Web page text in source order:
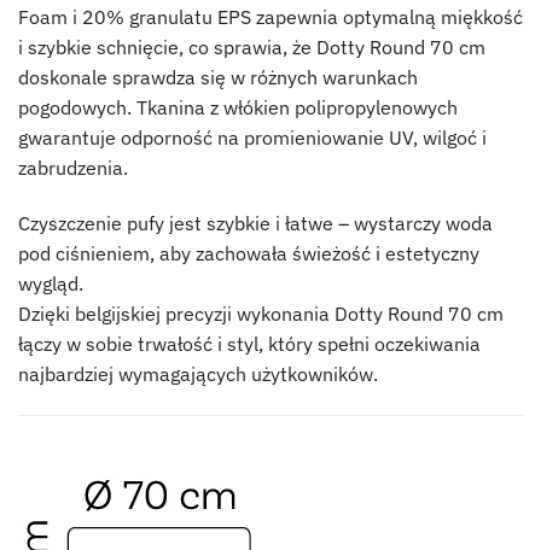
Foam i 20% granulatu EPS zapewnia optymalną miękkość
i szybkie schnięcie, co sprawia, że Dotty Round 70 cm
doskonale sprawdza się w różnych warunkach
pogodowych. Tkanina z włókien polipropylenowych
gwarantuje odporność na promieniowanie UV, wilgoć i
zabrudzenia.
Czyszczenie pufy jest szybkie i łatwe – wystarczy woda
pod ciśnieniem, aby zachowała świeżość i estetyczny
wygląd.
Dzięki belgijskiej precyzji wykonania Dotty Round 70 cm
łączy w sobie trwałość i styl, który spełni oczekiwania
najbardziej wymagających użytkowników.